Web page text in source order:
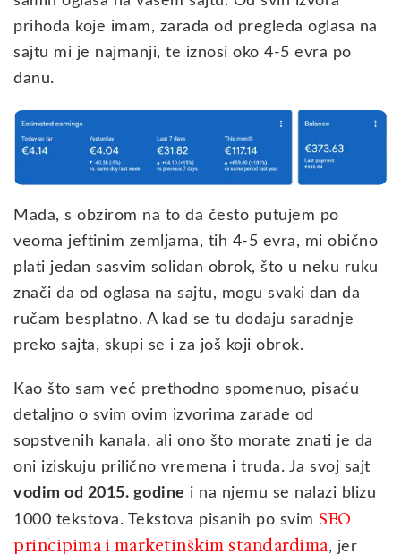
prihoda koje imam, zarada od pregleda oglasa na
sajtu mi je najmanji, te iznosi oko 4-5 evra po
danu.
Mada, s obzirom na to da često putujem po
veoma jeftinim zemljama, tih 4-5 evra, mi obično
plati jedan sasvim solidan obrok, što u neku ruku
znači da od oglasa na sajtu, mogu svaki dan da
ručam besplatno. A kad se tu dodaju saradnje
preko sajta, skupi se i za još koji obrok.
Kao što sam već prethodno spomenuo, pisaću
detaljno o svim ovim izvorima zarade od
sopstvenih kanala, ali ono što morate znati je da
oni iziskuju prilično vremena i truda. Ja svoj sajt
vodim od 2015. godine i na njemu se nalazi blizu
1000 tekstova. Tekstova pisanih po svim SEO
principima i marketinškim standardima, jer